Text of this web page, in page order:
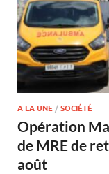
A LA UNE / SOCIÉTÉ
Opération
de MRE de
août